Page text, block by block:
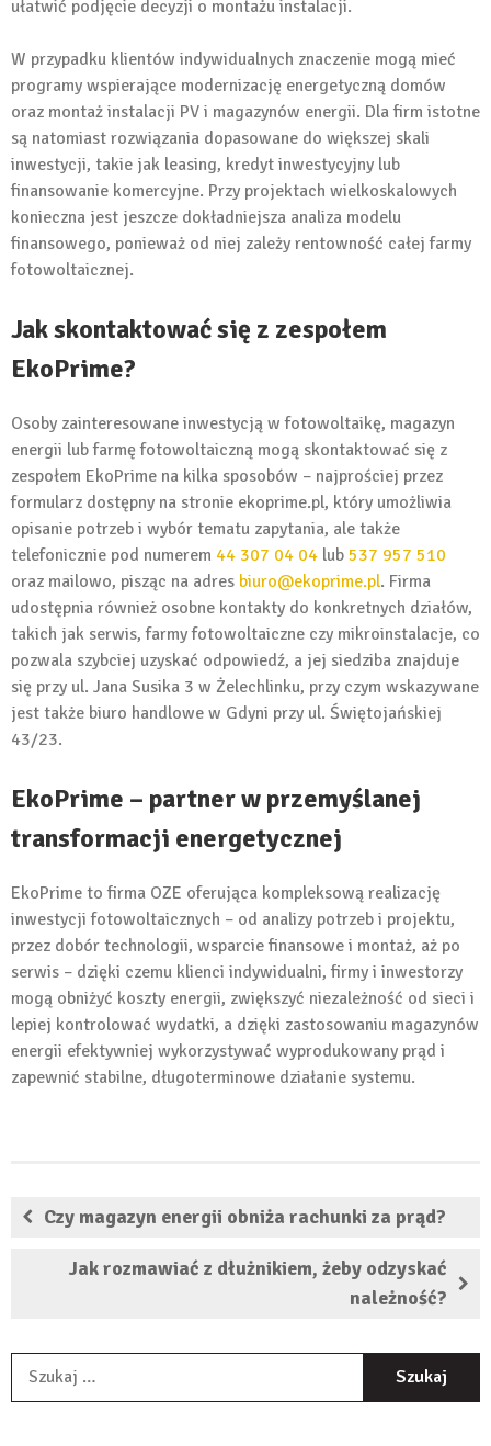
ułatwić podjęcie decyzji o montażu instalacji.
W przypadku klientów indywidualnych znaczenie mogą mieć
programy wspierające modernizację energetyczną domów
oraz montaż instalacji PV i magazynów energii. Dla firm istotne
są natomiast rozwiązania dopasowane do większej skali
inwestycji, takie jak leasing, kredyt inwestycyjny lub
finansowanie komercyjne. Przy projektach wielkoskalowych
konieczna jest jeszcze dokładniejsza analiza modelu
finansowego, ponieważ od niej zależy rentowność całej farmy
fotowoltaicznej.
Jak skontaktować się z zespołem
EkoPrime?
Osoby zainteresowane inwestycją w fotowoltaikę, magazyn
energii lub farmę fotowoltaiczną mogą skontaktować się z
zespołem EkoPrime na kilka sposobów – najprościej przez
formularz dostępny na stronie ekoprime.pl, który umożliwia
opisanie potrzeb i wybór tematu zapytania, ale także
telefonicznie pod numerem 44 307 04 04 lub 537 957 510
oraz mailowo, pisząc na adres biuro@ekoprime.pl. Firma
udostępnia również osobne kontakty do konkretnych działów,
takich jak serwis, farmy fotowoltaiczne czy mikroinstalacje, co
pozwala szybciej uzyskać odpowiedź, a jej siedziba znajduje
się przy ul. Jana Susika 3 w Żelechlinku, przy czym wskazywane
jest także biuro handlowe w Gdyni przy ul. Świętojańskiej
43/23.
EkoPrime – partner w przemyślanej
transformacji energetycznej
EkoPrime to firma OZE oferująca kompleksową realizację
inwestycji fotowoltaicznych – od analizy potrzeb i projektu,
przez dobór technologii, wsparcie finansowe i montaż, aż po
serwis – dzięki czemu klienci indywidualni, firmy i inwestorzy
mogą obniżyć koszty energii, zwiększyć niezależność od sieci i
lepiej kontrolować wydatki, a dzięki zastosowaniu magazynów
energii efektywniej wykorzystywać wyprodukowany prąd i
zapewnić stabilne, długoterminowe działanie systemu.
Czy magazyn energii obniża rachunki za prąd?
Jak rozmawiać z dłużnikiem, żeby odzyskać
należność?